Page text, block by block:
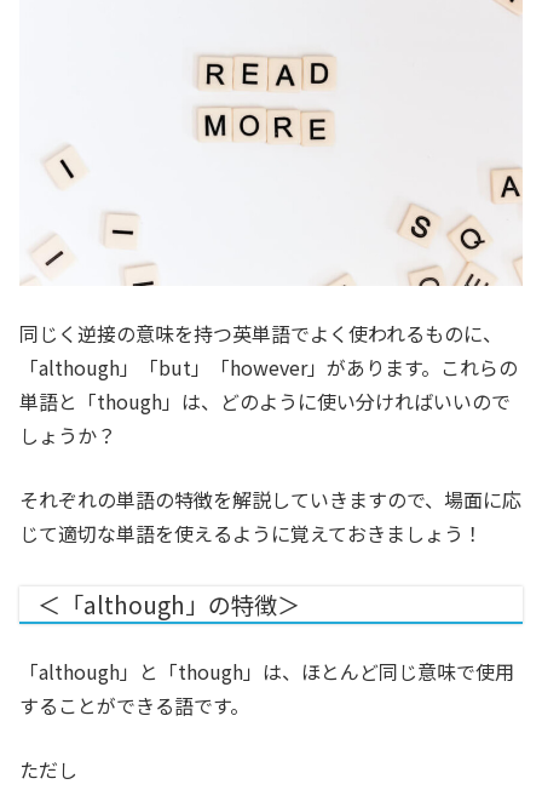
同じく逆接の意味を持つ英単語でよく使われるものに、
「although」「but」「however」があります。 これらの
単語と「though」は、どのように使い分ければいいので
しょうか？
それぞれの単語の特徴を解説していきますので、場面に応
じて適切な単語を使えるように覚えておきましょう！
＜「although」の特徴＞
「although」と「though」は、ほとんど同じ意味で使用
することができる語です。
ただし